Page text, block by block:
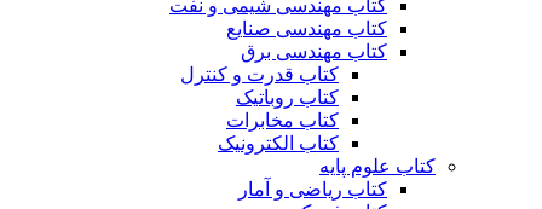
کتاب مهندسی شیمی و نفت
کتاب مهندسی صنایع
کتاب مهندسی برق
کتاب قدرت و کنترل
کتاب روباتیک
کتاب مخابرات
کتاب الکترونیک
کتاب علوم پایه
کتاب ریاضی و آمار